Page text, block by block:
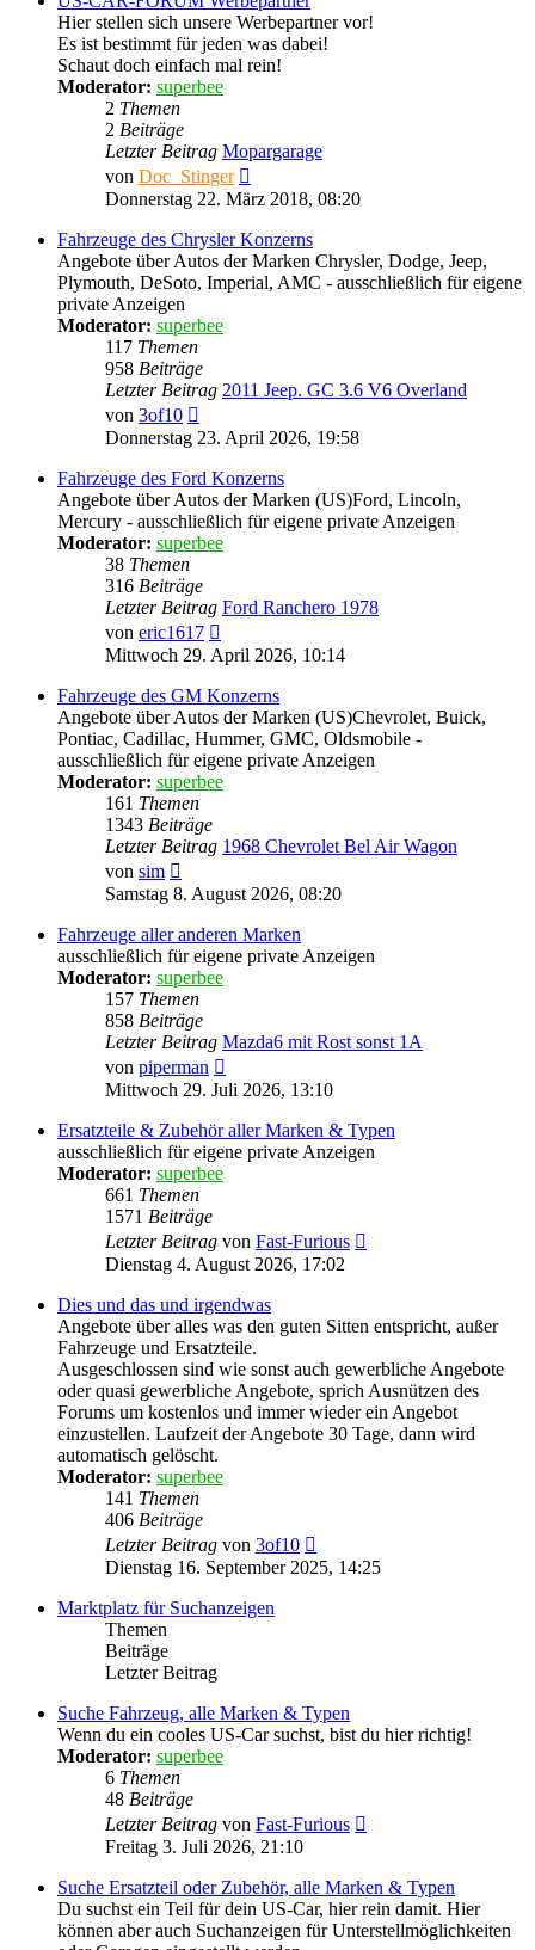
Hier stellen sich unsere Werbepartner vor!
Es ist bestimmt für jeden was dabei!
Schaut doch einfach mal rein!
Moderator: superbee
2 Themen
2 Beiträge
Letzter Beitrag Mopargarage
von Doc_Stinger
Beitrag
Donnerstag 22. März 2018, 08:20
Fahrzeuge des Chrysler Konzerns
Angebote über Autos der Marken Chrysler, Dodge, Jeep,
Plymouth, DeSoto, Imperial, AMC - ausschließlich für eigene
private Anzeigen
Moderator: superbee
117 Themen
958 Beiträge
Letzter Beitrag 2011 Jeep. GC 3.6 V6 Overland
von 3of10
Beitrag
Donnerstag 23. April 2026, 19:58
Fahrzeuge des Ford Konzerns
Angebote über Autos der Marken (US)Ford, Lincoln,
Mercury - ausschließlich für eigene private Anzeigen
Moderator: superbee
38 Themen
316 Beiträge
Letzter Beitrag Ford Ranchero 1978
von eric1617
Beitrag
Mittwoch 29. April 2026, 10:14
Fahrzeuge des GM Konzerns
Angebote über Autos der Marken (US)Chevrolet, Buick,
Pontiac, Cadillac, Hummer, GMC, Oldsmobile -
ausschließlich für eigene private Anzeigen
Moderator: superbee
161 Themen
1343 Beiträge
Letzter Beitrag 1968 Chevrolet Bel Air Wagon
von sim
Beitrag
Samstag 8. August 2026, 08:20
Fahrzeuge aller anderen Marken
ausschließlich für eigene private Anzeigen
Moderator: superbee
157 Themen
858 Beiträge
Letzter Beitrag Mazda6 mit Rost sonst 1A
von piperman
Beitrag
Mittwoch 29. Juli 2026, 13:10
Ersatzteile & Zubehör aller Marken & Typen
ausschließlich für eigene private Anzeigen
Moderator: superbee
661 Themen
1571 Beiträge
Letzter Beitrag von Fast-Furious
Dienstag 4. August 2026, 17:02
Dies und das und irgendwas
Angebote über alles was den guten Sitten entspricht, außer
Fahrzeuge und Ersatzteile.
Ausgeschlossen sind wie sonst auch gewerbliche Angebote
oder quasi gewerbliche Angebote, sprich Ausnützen des
Forums um kostenlos und immer wieder ein Angebot
einzustellen. Laufzeit der Angebote 30 Tage, dann wird
automatisch gelöscht.
Moderator: superbee
141 Themen
406 Beiträge
Letzter Beitrag von 3of10
Beitrag
Dienstag 16. September 2025, 14:25
Marktplatz für Suchanzeigen
Themen
Beiträge
Letzter Beitrag
Suche Fahrzeug, alle Marken & Typen
Wenn du ein cooles US-Car suchst, bist du hier richtig!
Moderator: superbee
6 Themen
48 Beiträge
Letzter Beitrag von Fast-Furious
Freitag 3. Juli 2026, 21:10
Suche Ersatzteil oder Zubehör, alle Marken & Typen
Du suchst ein Teil für dein US-Car, hier rein damit. Hier
können aber auch Suchanzeigen für Unterstellmöglichkeiten